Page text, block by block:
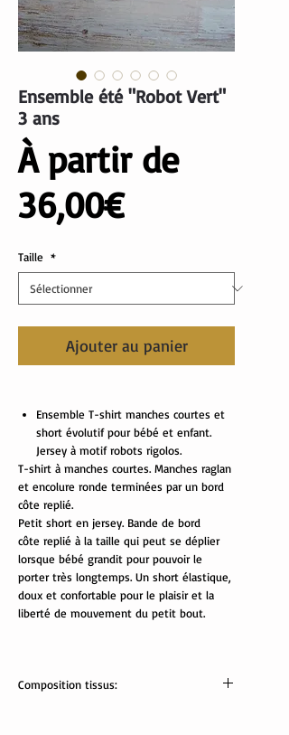
Ensemble été "Robot Vert"
3 ans
À partir de
36,00€Prix
Taille *
Ajouter au panier
Ensemble T-shirt manches courtes et
short évolutif pour bébé et enfant.
Jersey à motif robots rigolos.
T-shirt à manches courtes. Manches raglan
et encolure ronde terminées par un bord
côte replié.
Petit short en jersey. Bande de bord
côte replié à la taille qui peut se déplier
lorsque bébé grandit pour pouvoir le
porter très longtemps. Un short élastique,
doux et confortable pour le plaisir et la
liberté de mouvement du petit bout.
Composition tissus: